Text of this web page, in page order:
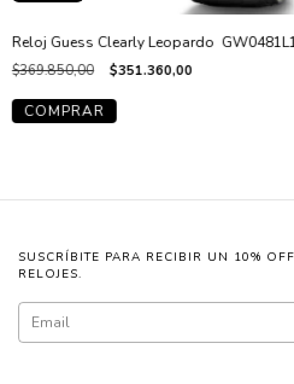
Reloj Guess Clearly Leopardo
$369.850,00 $351.360,00
SUSCRÍBITE PARA RECIBIR UN 10%
RELOJES.